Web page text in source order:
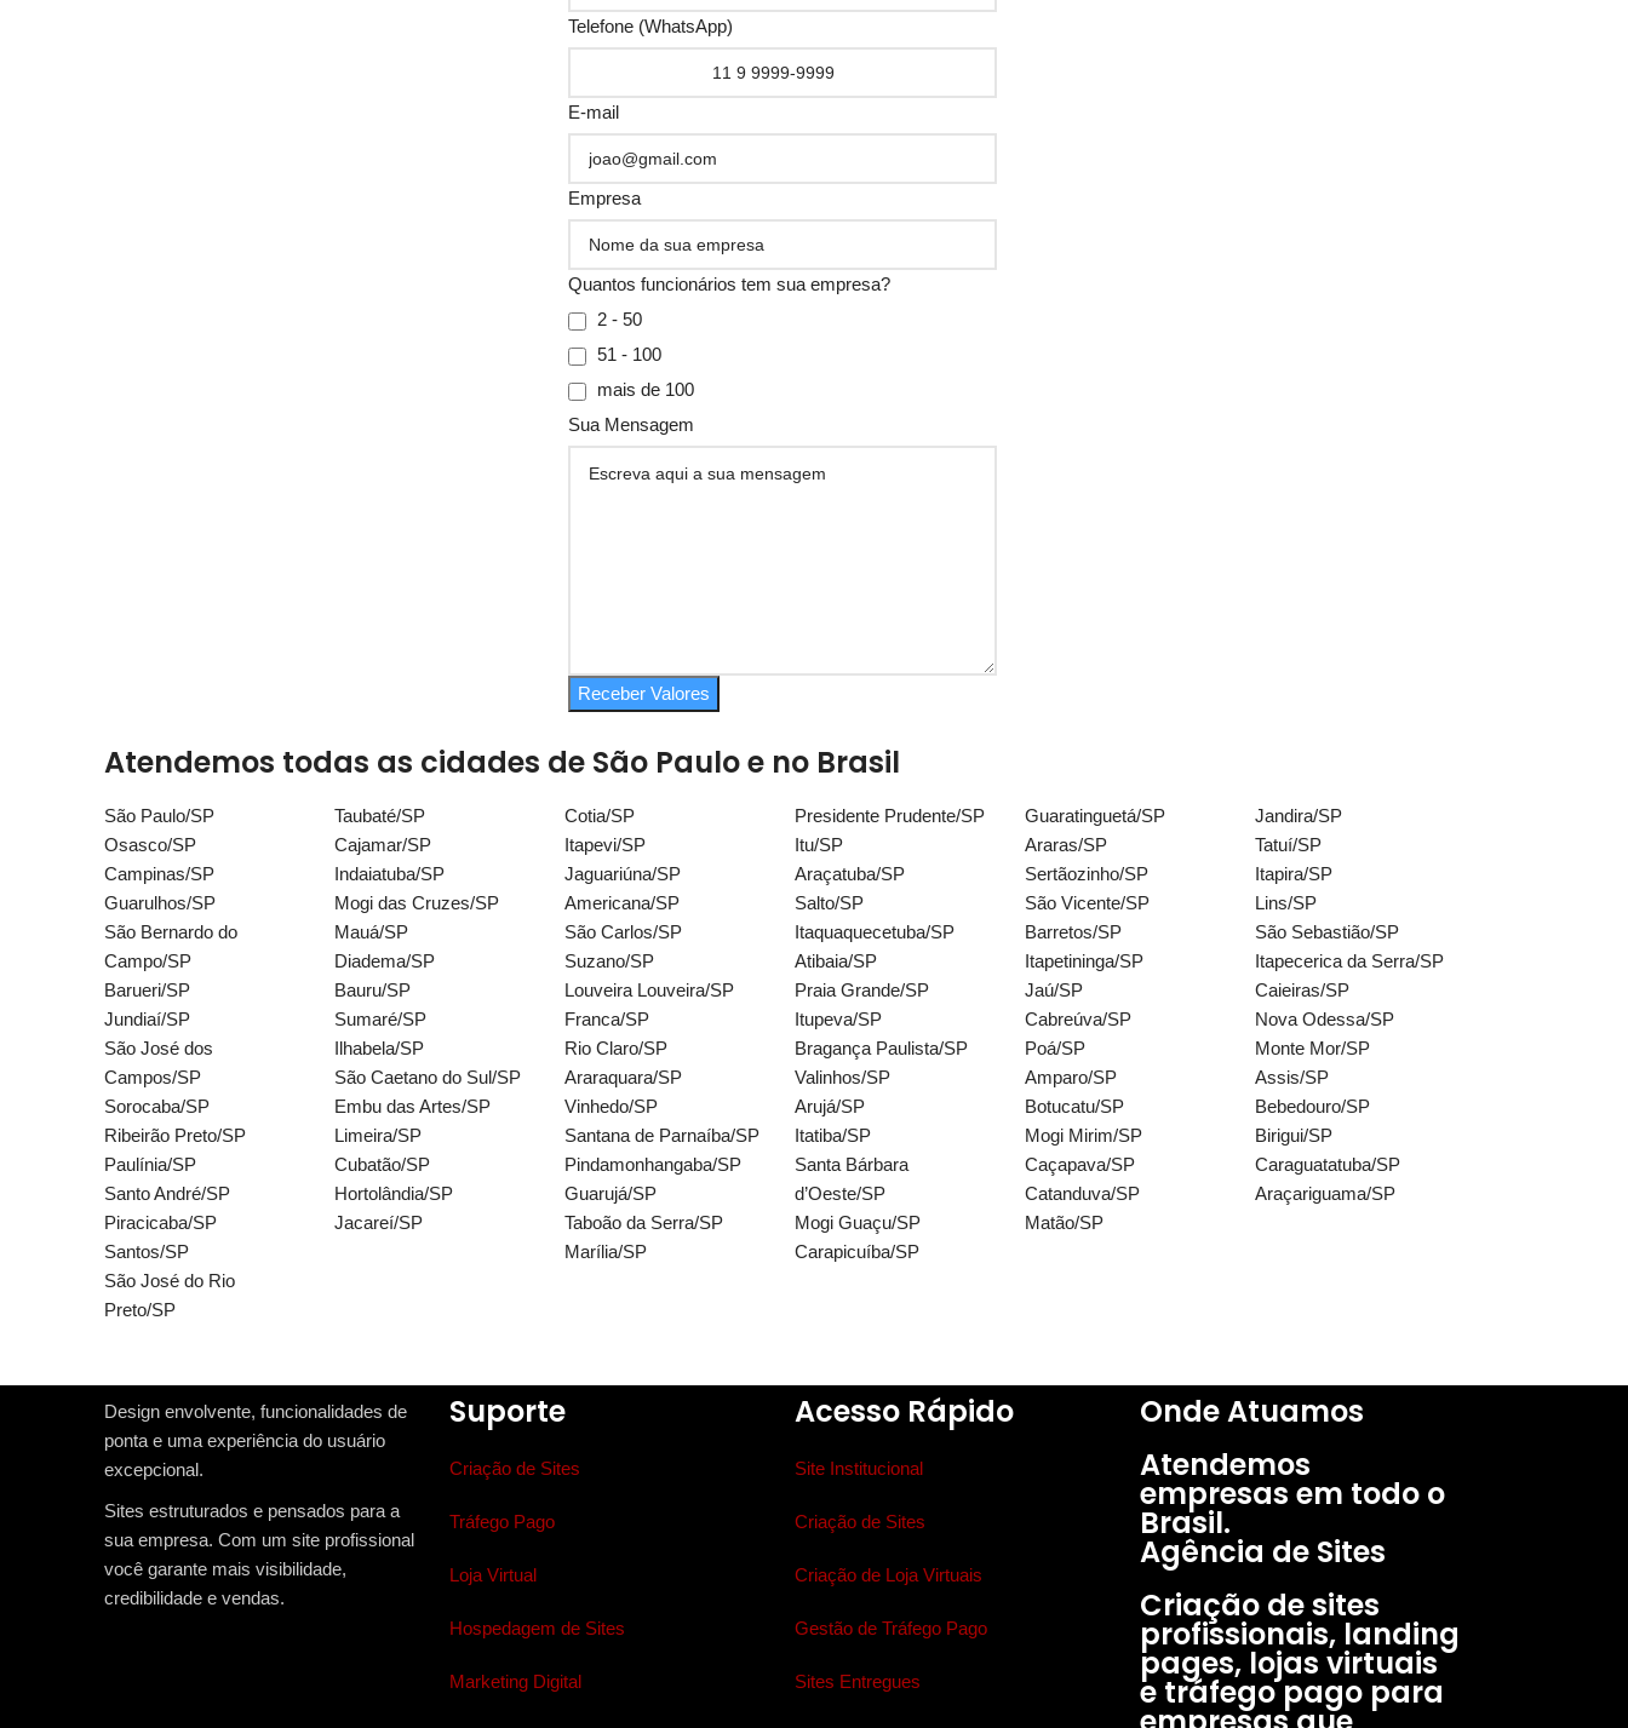
Telefone (WhatsApp)
E-mail
Empresa
Quantos funcionários tem sua empresa?
2 - 50
51 - 100
mais de 100
Sua Mensagem
Receber Valores
Atendemos todas as cidades de São Paulo e no Brasil
São Paulo/SP
Osasco/SP
Campinas/SP
Guarulhos/SP
São Bernardo do
Campo/SP
Barueri/SP
Jundiaí/SP
São José dos
Campos/SP
Sorocaba/SP
Ribeirão Preto/SP
Paulínia/SP
Santo André/SP
Piracicaba/SP
Santos/SP
São José do Rio
Preto/SP
Taubaté/SP
Cajamar/SP
Indaiatuba/SP
Mogi das Cruzes/SP
Mauá/SP
Diadema/SP
Bauru/SP
Sumaré/SP
Ilhabela/SP
São Caetano do Sul/SP
Embu das Artes/SP
Limeira/SP
Cubatão/SP
Hortolândia/SP
Jacareí/SP
Cotia/SP
Itapevi/SP
Jaguariúna/SP
Americana/SP
São Carlos/SP
Suzano/SP
Louveira Louveira/SP
Franca/SP
Rio Claro/SP
Araraquara/SP
Vinhedo/SP
Santana de Parnaíba/SP
Pindamonhangaba/SP
Guarujá/SP
Taboão da Serra/SP
Marília/SP
Presidente Prudente/SP
Itu/SP
Araçatuba/SP
Salto/SP
Itaquaquecetuba/SP
Atibaia/SP
Praia Grande/SP
Itupeva/SP
Bragança Paulista/SP
Valinhos/SP
Arujá/SP
Itatiba/SP
Santa Bárbara
d’Oeste/SP
Mogi Guaçu/SP
Carapicuíba/SP
Guaratinguetá/SP
Araras/SP
Sertãozinho/SP
São Vicente/SP
Barretos/SP
Itapetininga/SP
Jaú/SP
Cabreúva/SP
Poá/SP
Amparo/SP
Botucatu/SP
Mogi Mirim/SP
Caçapava/SP
Catanduva/SP
Matão/SP
Jandira/SP
Tatuí/SP
Itapira/SP
Lins/SP
São Sebastião/SP
Itapecerica da Serra/SP
Caieiras/SP
Nova Odessa/SP
Monte Mor/SP
Assis/SP
Bebedouro/SP
Birigui/SP
Caraguatatuba/SP
Araçariguama/SP
Design envolvente, funcionalidades de
ponta e uma experiência do usuário
excepcional.
Sites estruturados e pensados para a
sua empresa. Com um site profissional
você garante mais visibilidade,
credibilidade e vendas.
Suporte
Criação de Sites
Tráfego Pago
Loja Virtual
Hospedagem de Sites
Marketing Digital
Acesso Rápido
Site Institucional
Criação de Sites
Criação de Loja Virtuais
Gestão de Tráfego Pago
Sites Entregues
Onde Atuamos​
Atendemos
empresas em todo o
Brasil.
Agência de Sites
Criação de sites
profissionais, landing
pages, lojas virtuais
e tráfego pago para